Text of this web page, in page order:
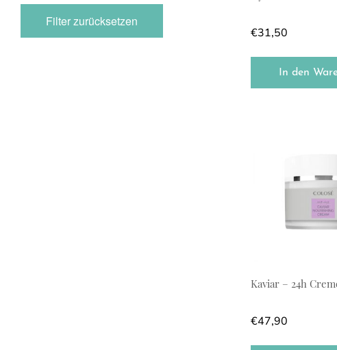
Filter zurücksetzen
€31,50
In den
Kaviar – 24h
€47,90